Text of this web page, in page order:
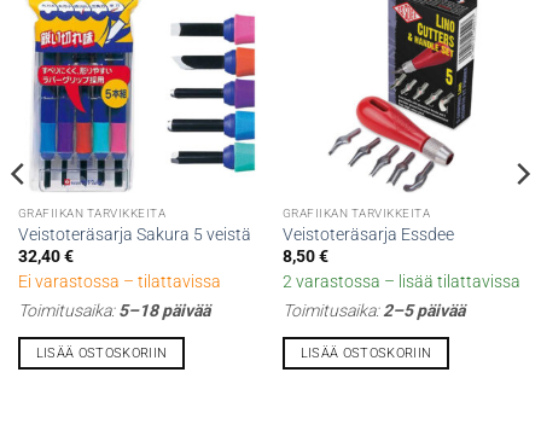
GRAFIIKAN TARVIKKEITA
Veistoteräsarja Sakura 5 veistä
32,40€
Ei varastossa – tilattavissa
Toimitusaika:5–18 päivää
LISÄÄ OSTOSKORIIN
GRAFIIKAN TARVIKKEITA
Veistoteräsarja Essdee
8,50€
2 varastossa – lisää tilattavissa
Toimitusaika:2–5 päivää
LISÄÄ OSTOSKORIIN